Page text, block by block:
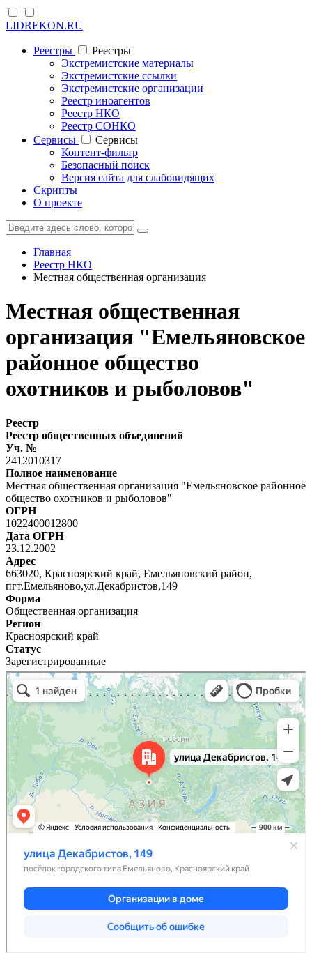
LIDREKON.RU
Реестры
Реестры
Экстремистские материалы
Экстремистские ссылки
Экстремистские организации
Реестр иноагентов
Реестр НКО
Реестр СОНКО
Cервисы
Cервисы
Контент-фильтр
Безопасный поиск
Версия сайта для слабовидящих
Скрипты
О проекте
Главная
Реестр НКО
Местная общественная организация
Местная общественная
организация "Емельяновское
районное общество
охотников и рыболовов"
Реестр
Реестр общественных объединений
Уч. №
2412010317
Полное наименование
Местная общественная организация "Емельяновское районное
общество охотников и рыболовов"
ОГРН
1022400012800
Дата ОГРН
23.12.2002
Адрес
663020, Красноярский край, Емельяновский район,
пгт.Емельяново,ул.Декабристов,149
Форма
Общественная организация
Регион
Красноярский край
Статус
Зарегистрированные